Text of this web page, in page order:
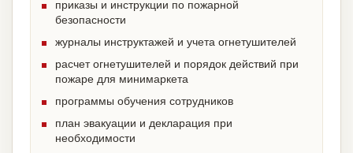
приказы и инструкции по пожарной
безопасности
журналы инструктажей и учета огнетушителей
расчет огнетушителей и порядок действий при
пожаре для минимаркета
программы обучения сотрудников
план эвакуации и декларация при
необходимости